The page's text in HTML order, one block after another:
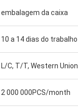
embalagem da caixa
10 a 14 dias do trabalho
L/C, T/T, Western Union
2 000 000PCS/month